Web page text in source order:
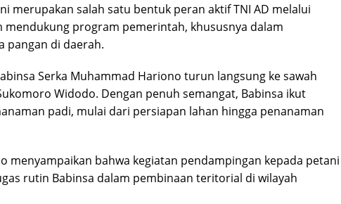
merupakan salah satu bentuk peran aktif TNI AD melalui
mendukung program pemerintah, khususnya dalam
pangan di daerah.
Serka Muhammad Hariono turun langsung ke sawah
Widodo. Dengan penuh semangat, Babinsa ikut
padi, mulai dari persiapan lahan hingga penanaman
menyampaikan bahwa kegiatan pendampingan kepada petani
rutin Babinsa dalam pembinaan teritorial di wilayah